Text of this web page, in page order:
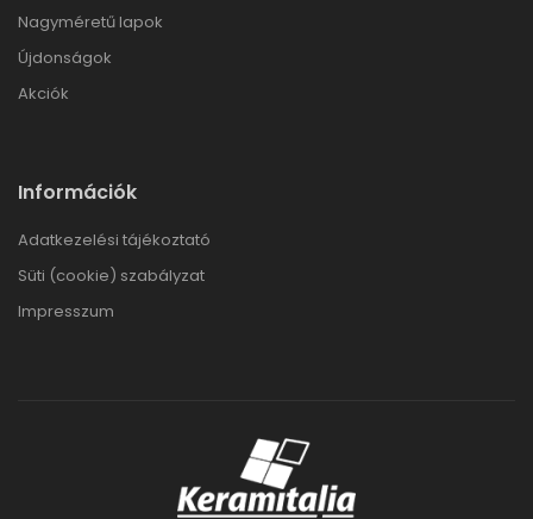
Nagyméretű lapok
Újdonságok
Akciók
Információk
Adatkezelési tájékoztató
Süti (cookie) szabályzat
Impresszum